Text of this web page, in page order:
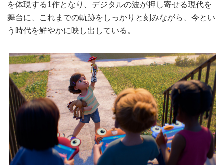
を体現する1作となり、デジタルの波が押し寄せる現代を
舞台に、これまでの軌跡をしっかりと刻みながら、今とい
う時代を鮮やかに映し出している。